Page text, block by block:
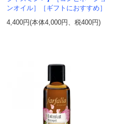
ンオイル］［ギフトにおすすめ］
4,400円(本体4,000円、税400円)